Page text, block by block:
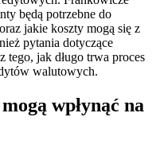
będą potrzebne do
jakie koszty mogą się z
pytania dotyczące
tego, jak długo trwa proces
walutowych.
wpłynąć na